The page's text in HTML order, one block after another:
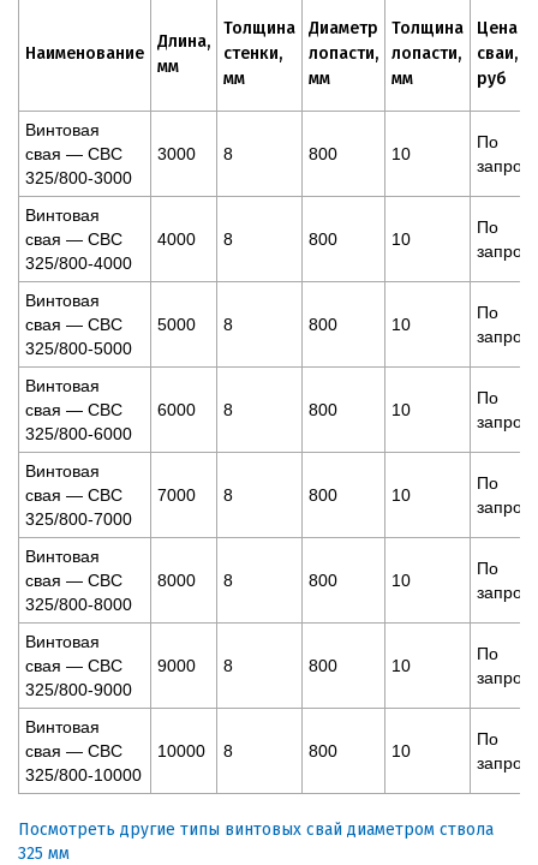
Наименование
Длина,
мм
Толщина
стенки,
мм
Диаметр
лопасти,
мм
Толщина
лопасти,
мм
Цена
сваи,
руб
Винтовая
свая — СВС
325/800-3000
3000 8 800 10
По
запросу
Винтовая
свая — СВС
325/800-4000
4000 8 800 10
По
запросу
Винтовая
свая — СВС
325/800-5000
5000 8 800 10
По
запросу
Винтовая
свая — СВС
325/800-6000
6000 8 800 10
По
запросу
Винтовая
свая — СВС
325/800-7000
7000 8 800 10
По
запросу
Винтовая
свая — СВС
325/800-8000
8000 8 800 10
По
запросу
Винтовая
свая — СВС
325/800-9000
9000 8 800 10
По
запросу
Винтовая
свая — СВС
325/800-10000
10000 8 800 10
По
запросу
Посмотреть другие типы винтовых свай диаметром ствола
325 мм